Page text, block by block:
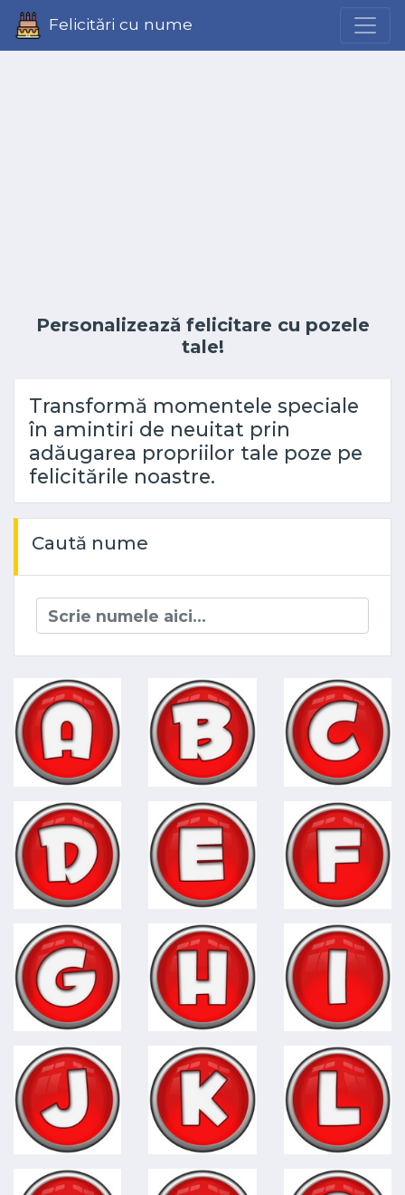
Felicitări cu nume
Personalizează felicitare cu pozele
tale!
Transformă momentele speciale
în amintiri de neuitat prin
adăugarea propriilor tale poze pe
felicitările noastre.
Caută nume